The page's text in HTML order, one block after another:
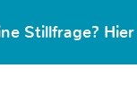
Stillfrage?